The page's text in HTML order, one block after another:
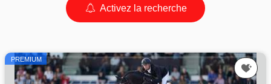
Activez la recherche
PREMIUM